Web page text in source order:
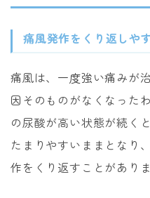
痛風発作をくり返しや
痛風は、一度強い痛みが
因そのものがなくなった
の尿酸が高い状態が続く
たまりやすいままとなり
作をくり返すことがありま